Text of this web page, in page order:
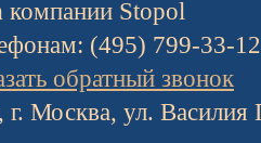
компании Stopol
(495) 799-33-
обратный звонок
Москва, ул. Василия